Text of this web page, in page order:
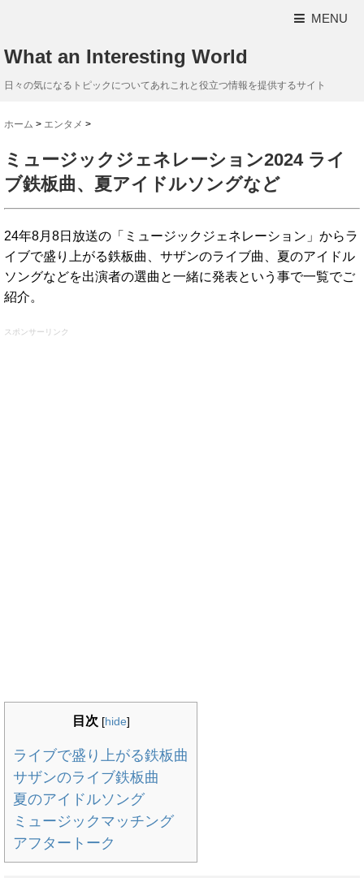
MENU
What an Interesting World
日々の気になるトピックについてあれこれと役立つ情報を提供するサイト
ホーム > エンタメ >
ミュージックジェネレーション2024 ライ
ブ鉄板曲、夏アイドルソングなど
24年8月8日放送の「ミュージックジェネレーション」からラ
イブで盛り上がる鉄板曲、サザンのライブ曲、夏のアイドル
ソングなどを出演者の選曲と一緒に発表という事で一覧でご
紹介。
スポンサーリンク
目次 [hide]
ライブで盛り上がる鉄板曲
サザンのライブ鉄板曲
夏のアイドルソング
ミュージックマッチング
アフタートーク